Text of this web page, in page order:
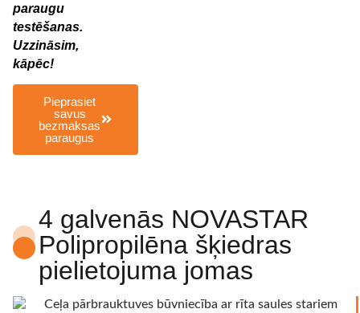
paraugu
testēšanas.
Uzzināsim,
kāpēc!
Pieprasiet
savus
bezmaksas
paraugus
4 galvenās NOVASTAR
Polipropilēna šķiedras
pielietojuma jomas